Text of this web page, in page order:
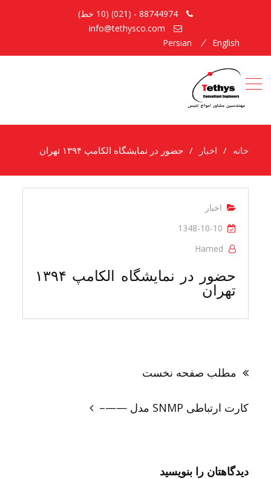
English
Persian
خانه اخبار حضور در نمایشگاه الکامپ ۱۳۹۴ تهران
اخبار
1348-10-10
Hamed
حضور در نمایشگاه الکامپ ۱۳۹۴
تهران
نوشته
مطلب صفحه نخست
کارت ارتباطی SNMP مدل ——–
دیدگاهتان را بنویسید